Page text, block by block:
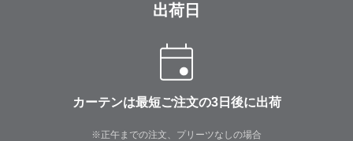
出荷日
カーテンは最短ご注文の3日後に出荷
※正午までの注文、プリーツなしの場合